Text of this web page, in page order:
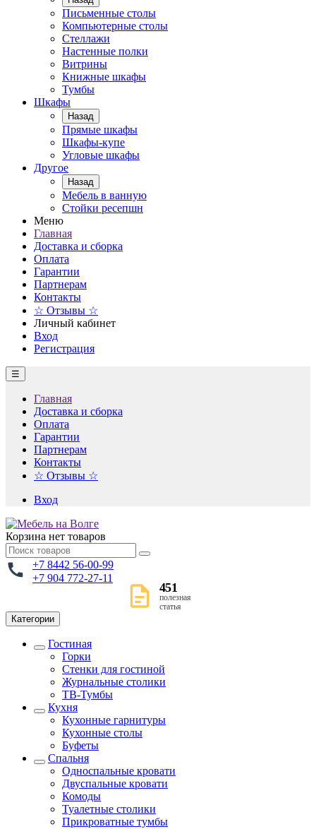
Письменные столы
Компьютерные столы
Стеллажи
Настенные полки
Витрины
Книжные шкафы
Тумбы
Шкафы
Назад
Прямые шкафы
Шкафы-купе
Угловые шкафы
Другое
Назад
Мебель в ванную
Стойки ресепшн
Меню
Главная
Доставка и сборка
Оплата
Гарантии
Партнерам
Контакты
☆ Отзывы ☆
Личный кабинет
Вход
Регистрация
☰
Главная
Доставка и сборка
Оплата
Гарантии
Партнерам
Контакты
☆ Отзывы ☆
Вход
Корзина нет товаров
+7 8442 56-00-99
+7 904 772-27-11
451
полезная
статья
Категории
Гостиная
Горки
Стенки для гостиной
Журнальные столики
TВ-Тумбы
Кухня
Кухонные гарнитуры
Кухонные столы
Буфеты
Спальня
Односпальные кровати
Двуспальные кровати
Комоды
Туалетные столики
Прикроватные тумбы